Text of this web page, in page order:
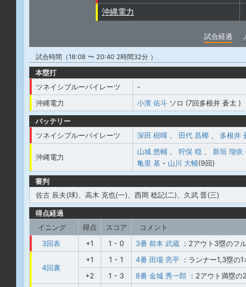
沖縄電力
試合経過
試合時間（18:08 〜 20:40 2時間32分 ）
本塁打
ツネイシブルーパイレーツ
-
沖縄電力
小濱 佑斗 ソロ (7回多根井 蒼太 )
バッテリー
ツネイシブルーパイレーツ
深田 樹暉 田代 昌椰 多根井
沖縄電力
山城 悠輔 狩俣 穏 新垣 瑠依
亀里 基 - 山川 大輔(9回)
審判
佐古 辰夫(球)、高木 克也(一)、西岡 稔記(二)、久武 晋(三)
得点経過
イニング
得点 スコア
コメント
3回表
+1 1 - 0 3番 前本 武蔵 ：2アウト3塁のフ
4回裏
+1 1 - 1 4番 田場 亮平 ：ランナー1,3塁の
+2
1 - 3 8番 金城 秀一郎 ：2アウト満塁の